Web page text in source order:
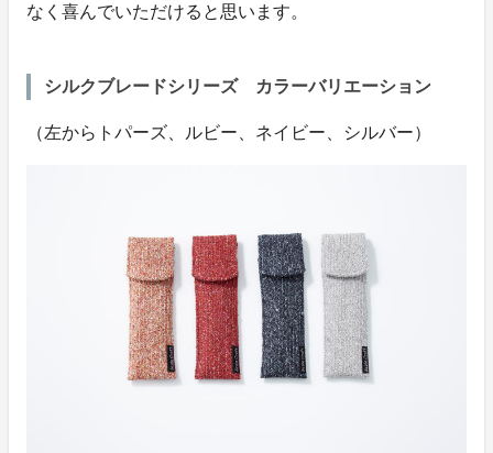
なく喜んでいただけると思います。
シルクブレードシリーズ カラーバリエーション
（左からトパーズ、ルビー、ネイビー、シルバー）